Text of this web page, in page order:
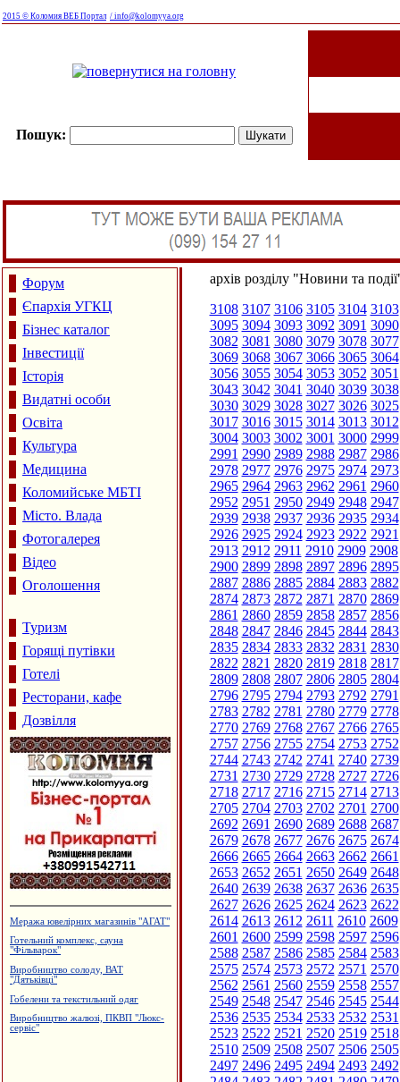
2015 © Коломия ВЕБ Портал / info@kolomyya.org
Пошук:
Форум
Єпархія УГКЦ
Бізнес каталог
Інвестиції
Історія
Видатні особи
Освіта
Культура
Медицина
Коломийське МБТІ
Місто. Влада
Фотогалерея
Відео
Оголошення
Туризм
Горящі путівки
Готелі
Ресторани, кафе
Дозвілля
Меража ювелірних магазинів "АГАТ"
Готельний комплекс, сауна
"Фільварок"
Виробництво солоду, ВАТ
"Дятьківці"
Гобелени та текстильний одяг
Виробництво жалюзі, ПКВП "Люкс-
сервіс"
архів розділу "Новини та
3108 3107 3106 3105 3104 3103
3095 3094 3093 3092 3091 3090
3082 3081 3080 3079 3078 3077
3069 3068 3067 3066 3065 3064
3056 3055 3054 3053 3052 3051
3043 3042 3041 3040 3039 3038
3030 3029 3028 3027 3026 3025
3017 3016 3015 3014 3013 3012
3004 3003 3002 3001 3000 2999
2991 2990 2989 2988 2987 2986
2978 2977 2976 2975 2974 2973
2965 2964 2963 2962 2961 2960
2952 2951 2950 2949 2948 2947
2939 2938 2937 2936 2935 2934
2926 2925 2924 2923 2922 2921
2913 2912 2911 2910 2909 2908
2900 2899 2898 2897 2896 2895
2887 2886 2885 2884 2883 2882
2874 2873 2872 2871 2870 2869
2861 2860 2859 2858 2857 2856
2848 2847 2846 2845 2844 2843
2835 2834 2833 2832 2831 2830
2822 2821 2820 2819 2818 2817
2809 2808 2807 2806 2805 2804
2796 2795 2794 2793 2792 2791
2783 2782 2781 2780 2779 2778
2770 2769 2768 2767 2766 2765
2757 2756 2755 2754 2753 2752
2744 2743 2742 2741 2740 2739
2731 2730 2729 2728 2727 2726
2718 2717 2716 2715 2714 2713
2705 2704 2703 2702 2701 2700
2692 2691 2690 2689 2688 2687
2679 2678 2677 2676 2675 2674
2666 2665 2664 2663 2662 2661
2653 2652 2651 2650 2649 2648
2640 2639 2638 2637 2636 2635
2627 2626 2625 2624 2623 2622
2614 2613 2612 2611 2610 2609
2601 2600 2599 2598 2597 2596
2588 2587 2586 2585 2584 2583
2575 2574 2573 2572 2571 2570
2562 2561 2560 2559 2558 2557
2549 2548 2547 2546 2545 2544
2536 2535 2534 2533 2532 2531
2523 2522 2521 2520 2519 2518
2510 2509 2508 2507 2506 2505
2497 2496 2495 2494 2493 2492